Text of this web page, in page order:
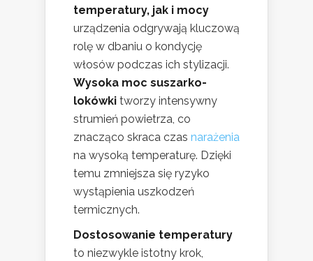
temperatury, jak i mocy
urządzenia odgrywają kluczową
rolę w dbaniu o kondycję
włosów podczas ich stylizacji.
Wysoka moc suszarko-
lokówki tworzy intensywny
strumień powietrza, co
znacząco skraca czas narażenia
na wysoką temperaturę. Dzięki
temu zmniejsza się ryzyko
wystąpienia uszkodzeń
termicznych.
Dostosowanie temperatury
to niezwykle istotny krok,